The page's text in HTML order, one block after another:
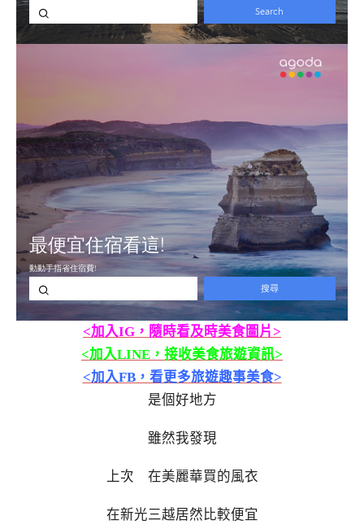
<加入IG，隨時看及時美食圖片>
<加入LINE，接收美食旅遊資訊>
<加入FB，看更多旅遊趣事美食>
是個好地方
雖然我發現
上次 在美麗華買的風衣
在新光三越居然比較便宜